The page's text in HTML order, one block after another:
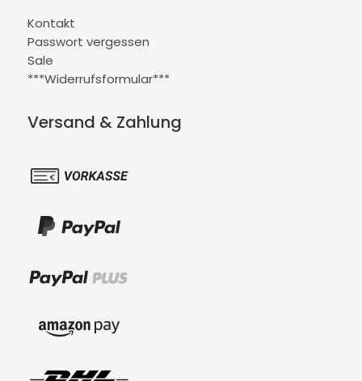
Kontakt
Passwort vergessen
Sale
***Widerrufsformular***
Versand & Zahlung